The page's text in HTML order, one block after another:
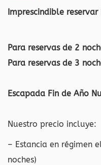
Imprescindible reservar
Para reservas de 2
Para reservas de 3
Escapada Fin de Año
Nuestro precio incluye:
– Estancia en régimen
noches)